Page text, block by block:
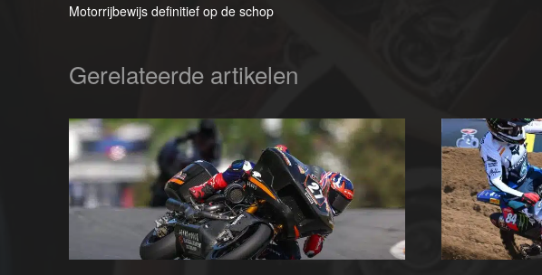
Motorrijbewijs definitief op de schop
Gerelateerde artikelen